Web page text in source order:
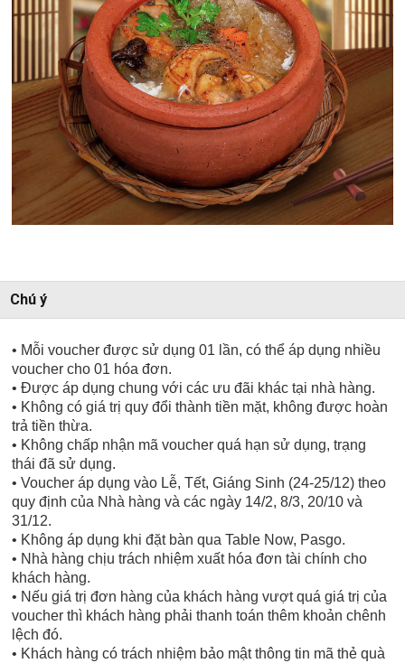
Chú ý
• Mỗi voucher được sử dụng 01 lần, có thể áp dụng nhiều
voucher cho 01 hóa đơn.
• Được áp dụng chung với các ưu đãi khác tại nhà hàng.
• Không có giá trị quy đổi thành tiền mặt, không được hoàn
trả tiền thừa.
• Không chấp nhận mã voucher quá hạn sử dụng, trạng
thái đã sử dụng.
• Voucher áp dụng vào Lễ, Tết, Giáng Sinh (24-25/12) theo
quy định của Nhà hàng và các ngày 14/2, 8/3, 20/10 và
31/12.
• Không áp dụng khi đặt bàn qua Table Now, Pasgo.
• Nhà hàng chịu trách nhiệm xuất hóa đơn tài chính cho
khách hàng.
• Nếu giá trị đơn hàng của khách hàng vượt quá giá trị của
voucher thì khách hàng phải thanh toán thêm khoản chênh
lệch đó.
• Khách hàng có trách nhiệm bảo mật thông tin mã thẻ quà